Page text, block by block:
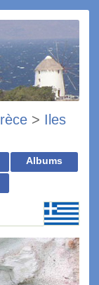
> Iles
Albums